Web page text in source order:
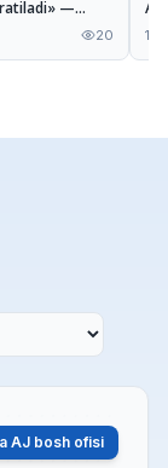
—
Nizom
20
AJ bosh ofisi